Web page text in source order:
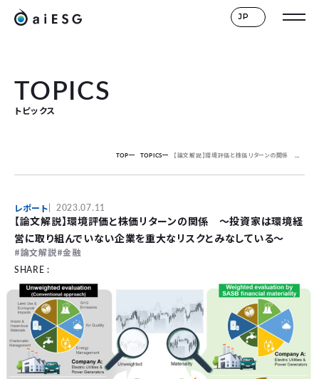
JP
TOPICS
トピックス
TOP TOPICS 【論文解説】環境評価と株価リターンの関係 ～投資家は環境経営に取り組んでいない企業を重大なリスクとみなしている～
レポート 2023.07.11
【論文解説】環境評価と株価リターンの関係 ～投資家は環境経
営に取り組んでいない企業を重大なリスクとみなしている～
論文解説 金融
SHARE :